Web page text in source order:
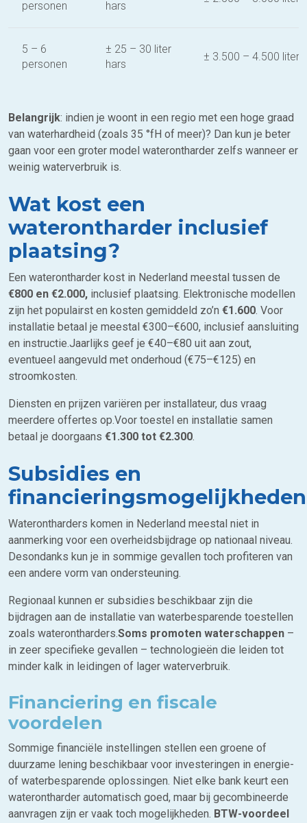
personen hars
5 – 6
personen
± 25 – 30 liter
hars
± 3.500 – 4.500 liter
Belangrijk: indien je woont in een regio met een hoge graad
van waterhardheid (zoals 35 °fH of meer)? Dan kun je beter
gaan voor een groter model waterontharder zelfs wanneer er
weinig waterverbruik is.
Wat kost een
waterontharder inclusief
plaatsing?
Een waterontharder kost in Nederland meestal tussen de
€800 en €2.000, inclusief plaatsing. Elektronische modellen
zijn het populairst en kosten gemiddeld zo’n €1.600. Voor
installatie betaal je meestal €300–€600, inclusief aansluiting
en instructie.Jaarlijks geef je €40–€80 uit aan zout,
eventueel aangevuld met onderhoud (€75–€125) en
stroomkosten.
Diensten en prijzen variëren per installateur, dus vraag
meerdere offertes op.Voor toestel en installatie samen
betaal je doorgaans €1.300 tot €2.300.
Subsidies en
financieringsmogelijkheden
Waterontharders komen in Nederland meestal niet in
aanmerking voor een overheidsbijdrage op nationaal niveau.
Desondanks kun je in sommige gevallen toch profiteren van
een andere vorm van ondersteuning.
Regionaal kunnen er subsidies beschikbaar zijn die
bijdragen aan de installatie van waterbesparende toestellen
zoals waterontharders.Soms promoten waterschappen –
in zeer specifieke gevallen – technologieën die leiden tot
minder kalk in leidingen of lager waterverbruik.
Financiering en fiscale
voordelen
Sommige financiële instellingen stellen een groene of
duurzame lening beschikbaar voor investeringen in energie-
of waterbesparende oplossingen. Niet elke bank keurt een
waterontharder automatisch goed, maar bij gecombineerde
aanvragen zijn er vaak toch mogelijkheden. BTW-voordeel